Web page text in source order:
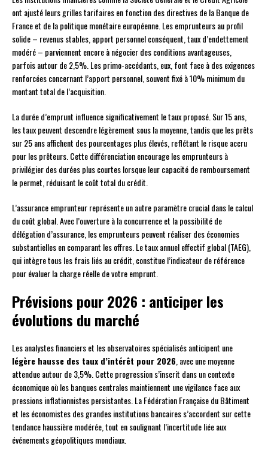
ont ajusté leurs grilles tarifaires en fonction des directives de la Banque de
France et de la politique monétaire européenne. Les emprunteurs au profil
solide – revenus stables, apport personnel conséquent, taux d’endettement
modéré – parviennent encore à négocier des conditions avantageuses,
parfois autour de 2,5%. Les primo-accédants, eux, font face à des exigences
renforcées concernant l’apport personnel, souvent fixé à 10% minimum du
montant total de l’acquisition.
La durée d’emprunt influence significativement le taux proposé. Sur 15 ans,
les taux peuvent descendre légèrement sous la moyenne, tandis que les prêts
sur 25 ans affichent des pourcentages plus élevés, reflétant le risque accru
pour les prêteurs. Cette différenciation encourage les emprunteurs à
privilégier des durées plus courtes lorsque leur capacité de remboursement
le permet, réduisant le coût total du crédit.
L’assurance emprunteur représente un autre paramètre crucial dans le calcul
du coût global. Avec l’ouverture à la concurrence et la possibilité de
délégation d’assurance, les emprunteurs peuvent réaliser des économies
substantielles en comparant les offres. Le taux annuel effectif global (TAEG),
qui intègre tous les frais liés au crédit, constitue l’indicateur de référence
pour évaluer la charge réelle de votre emprunt.
Prévisions pour 2026 : anticiper les
évolutions du marché
Les analystes financiers et les observatoires spécialisés anticipent une
légère hausse des taux d’intérêt pour 2026 , avec une moyenne
attendue autour de 3,5%. Cette progression s’inscrit dans un contexte
économique où les banques centrales maintiennent une vigilance face aux
pressions inflationnistes persistantes. La Fédération Française du Bâtiment
et les économistes des grandes institutions bancaires s’accordent sur cette
tendance haussière modérée, tout en soulignant l’incertitude liée aux
événements géopolitiques mondiaux.